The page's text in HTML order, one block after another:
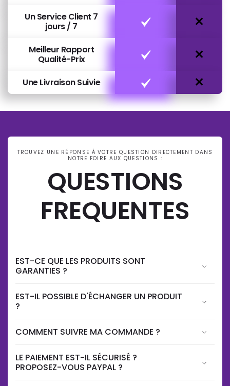
Un Service Client 7
jours / 7
Meilleur Rapport
Qualité-Prix
Une Livraison Suivie
TROUVEZ UNE RÉPONSE À VOTRE QUESTION DIRECTEMENT DANS
NOTRE FOIRE AUX QUESTIONS :
QUESTIONS
FREQUENTES
EST-CE QUE LES PRODUITS SONT
GARANTIES ?
EST-IL POSSIBLE D'ÉCHANGER UN PRODUIT
?
COMMENT SUIVRE MA COMMANDE ?
LE PAIEMENT EST-IL SÉCURISÉ ?
PROPOSEZ-VOUS PAYPAL ?